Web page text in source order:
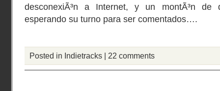
desconexiÃ³n a Internet, y un montÃ³n de
esperando su turno para ser comentados….
Posted in Indietracks | 22 comments